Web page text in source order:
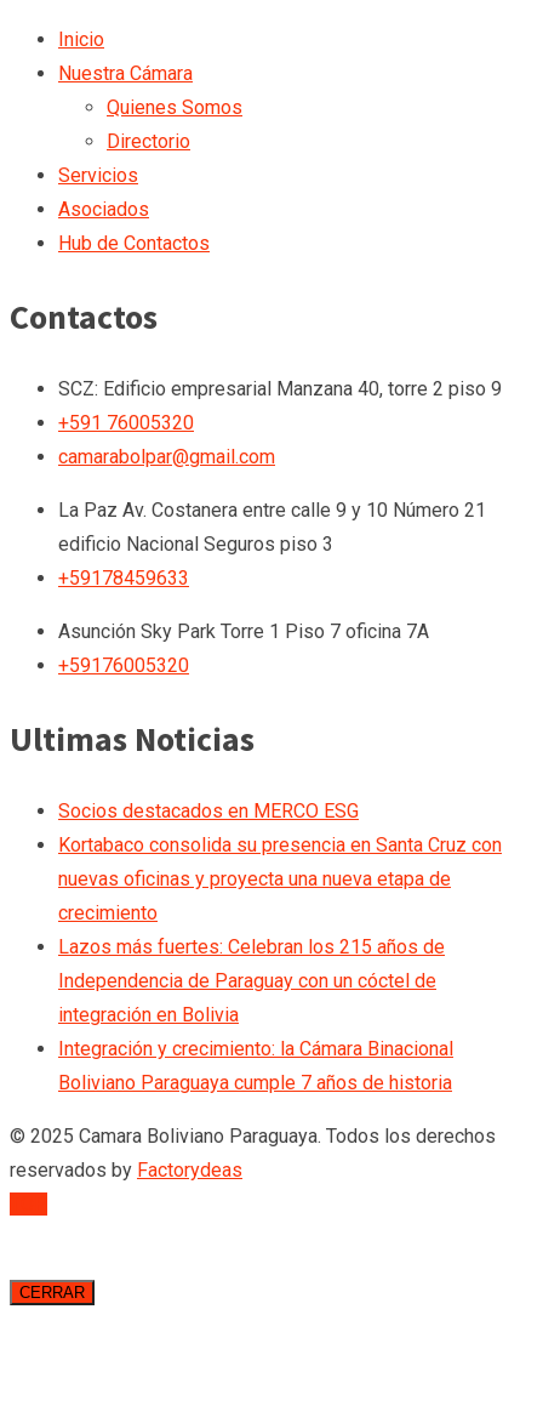
Inicio
Nuestra Cámara
Quienes Somos
Directorio
Servicios
Asociados
Hub de Contactos
Contactos
SCZ: Edificio empresarial Manzana 40, torre 2 piso 9
+591 76005320
camarabolpar@gmail.com
La Paz Av. Costanera entre calle 9 y 10 Número 21
edificio Nacional Seguros piso 3
+59178459633
Asunción Sky Park Torre 1 Piso 7 oficina 7A
+59176005320
Ultimas Noticias
Socios destacados en MERCO ESG
Kortabaco consolida su presencia en Santa Cruz con
nuevas oficinas y proyecta una nueva etapa de
crecimiento
Lazos más fuertes: Celebran los 215 años de
Independencia de Paraguay con un cóctel de
integración en Bolivia
Integración y crecimiento: la Cámara Binacional
Boliviano Paraguaya cumple 7 años de historia
© 2025 Camara Boliviano Paraguaya. Todos los derechos
reservados by Factorydeas
CERRAR